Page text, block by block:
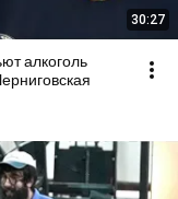
30:27
алкоголь